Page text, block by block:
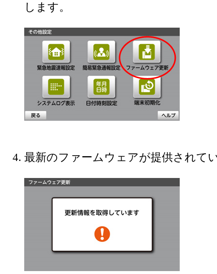
します。
最新のファームウェアが提供されて